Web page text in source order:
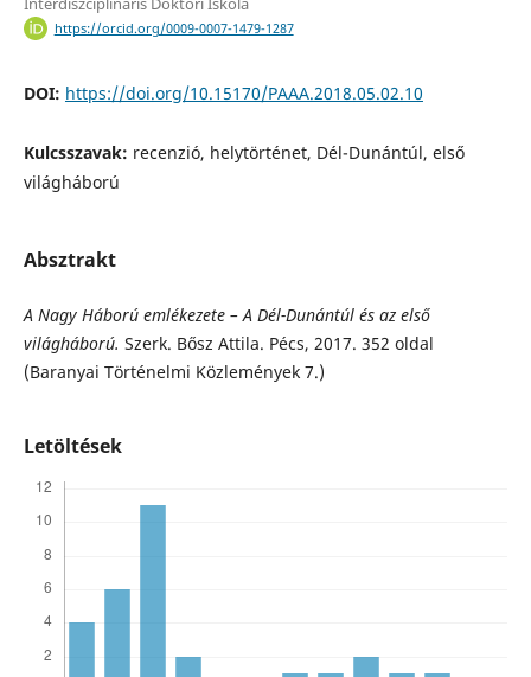
https://orcid.org/0009-0007-1479-1287
DOI: https://doi.org/10.15170/PAAA.2018.05.02.10
Kulcsszavak: recenzió, helytörténet, Dél-Dunántúl, első
világháború
Absztrakt
A Nagy Háború emlékezete –ADél-Dunántúl és az első
világháború. Szerk. Bősz Attila. Pécs, 2017. 352 oldal
(Baranyai Történelmi Közlemények 7.)
Letöltések